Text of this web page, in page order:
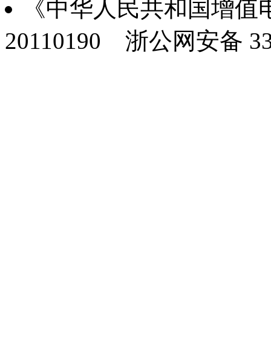
《中华人民共和国增
20110190 浙公网安备